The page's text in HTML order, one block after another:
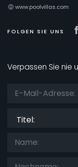
www.poolvillas.com
FOLGEN SIE UNS
Verpassen Sie nie